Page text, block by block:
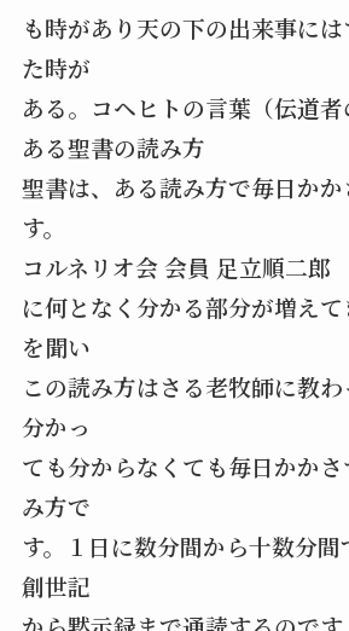
も時があり天の下の出来事に
た時が
ある。コヘヒトの言葉（伝道者
ある聖書の読み方
聖書は、ある読み方で毎日か
す。
コルネリオ会 会員 足立順二郎
に何となく分かる部分が増え
を聞い
この読み方はさる老牧師に教わ
分かっ
ても分からなくても毎日かか
み方で
す。１日に数分間から十数分間
創世記